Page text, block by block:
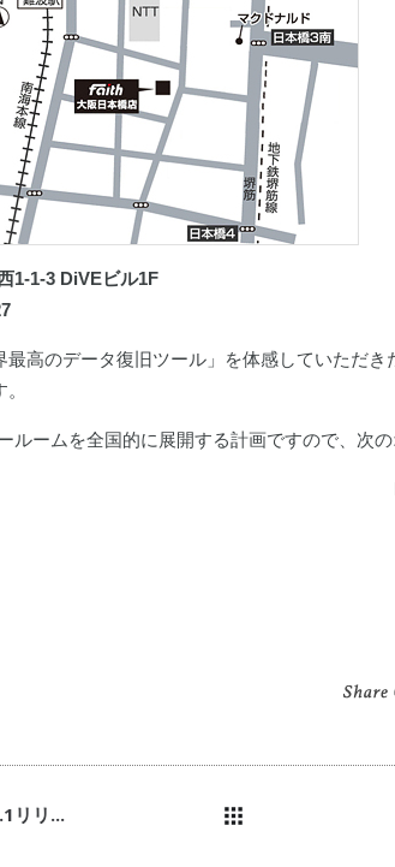
1-1-3 DiVEビル1F
高のデータ復旧ツール」を体感していただ
ルームを全国的に展開する計画ですので、次の
リリ...